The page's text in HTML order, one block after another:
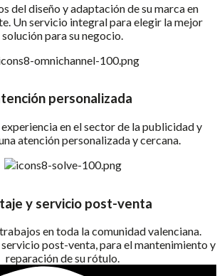
del diseño y adaptación de su marca en
Un servicio integral para elegir la mejor
solución para su negocio.
personalizada
en el sector de la publicidad y
atención personalizada y cercana.
y servicio post-venta
en toda la comunidad valenciana.
post-venta, para el mantenimiento y
reparación de su rótulo.